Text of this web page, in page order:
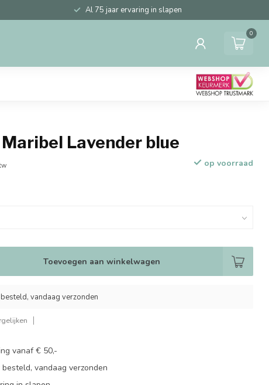
Al 75 jaar ervaring in slapen
0
Lavender blue
op voorraad
Toevoegen aan winkelwagen
vandaag verzonden
vanaf € 50,-
vandaag verzonden